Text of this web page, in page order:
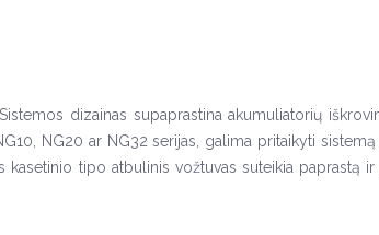
dizainas supaprastina akumuliatorių
NG20 ar NG32 serijas, galima pritaikyti
tipo atbulinis vožtuvas suteikia paprastą